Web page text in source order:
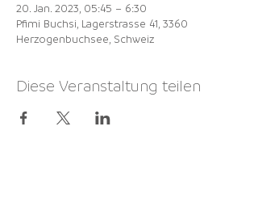
20. Jan. 2023, 05:45 – 6:30
Pfimi Buchsi, Lagerstrasse 41, 3360
Herzogenbuchsee, Schweiz
Diese Veranstaltung teilen